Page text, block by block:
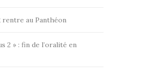
rentre au Panthéon
2 » : fin de l’oralité en